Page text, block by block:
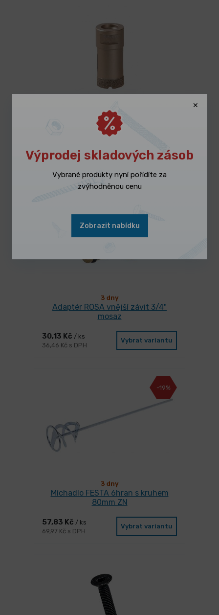
3 dny
Korunka vykružovací FESTA
diamantová 28mm M14
187,20 Kč/ ks
226,51 Kč s DPH
Vybrat variantu
3 dny
Adaptér ROSA vnější závit 3/4"
mosaz
30,13 Kč / ks
36,46 Kč s DPH
Vybrat variantu
-19%
3 dny
Míchadlo FESTA 6hran s kruhem
80mm ZN
57,83 Kč / ks
69,97 Kč s DPH
Vybrat variantu
Výprodej skladových zásob
Vybrané produkty nyní pořídíte za
zvýhodněnou cenu
Zobrazit nabídku